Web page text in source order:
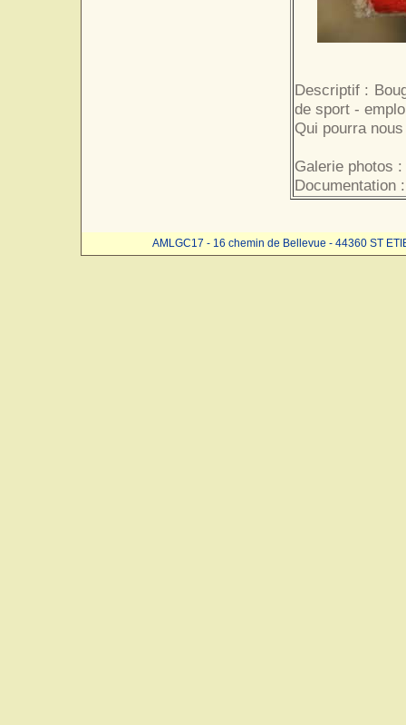
Descriptif :
de sport -
Qui pourra
Galerie photos :
Documentation :
AMLGC17 - 16 chemin de Bellevue - 44360 ST